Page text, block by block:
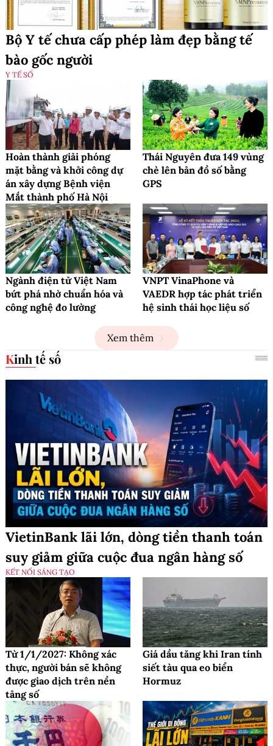
Bộ Y tế chưa cấp phép làm đẹp bằng tế
bào gốc người
Y TẾ SỐ
Hoàn thành giải phóng
mặt bằng và khởi công dự
án xây dựng Bệnh viện
Mắt thành phố Hà Nội
Thái Nguyên đưa 149 vùng
chè lên bản đồ số bằng
GPS
Ngành điện tử Việt Nam
bứt phá nhờ chuẩn hóa và
công nghệ đo lường
VNPT VinaPhone và
VAEDR hợp tác phát triển
hệ sinh thái học liệu số
Xem thêm
Kinh tế số
VietinBank lãi lớn, dòng tiền thanh toán
suy giảm giữa cuộc đua ngân hàng số
KẾT NỐI SÁNG TẠO
Từ 1/1/2027: Không xác
thực, người bán sẽ không
được giao dịch trên nền
tảng số
Giá dầu tăng khi Iran tính
siết tàu qua eo biển
Hormuz